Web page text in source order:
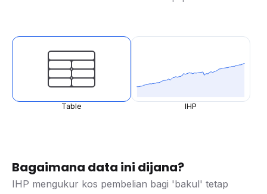
Table IHP
Bagaimana data ini dijana?
IHP mengukur kos pembelian bagi 'bakul' tetap